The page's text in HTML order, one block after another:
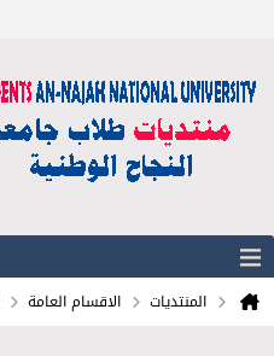
المنتديات الاقسام العامة